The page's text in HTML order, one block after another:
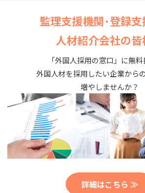
監理支援機関･登録支
人材紹介会社の
「外国人採用の窓口」に無
外国人材を採用したい企業から
増やしませんか？
詳細はこちら ≫